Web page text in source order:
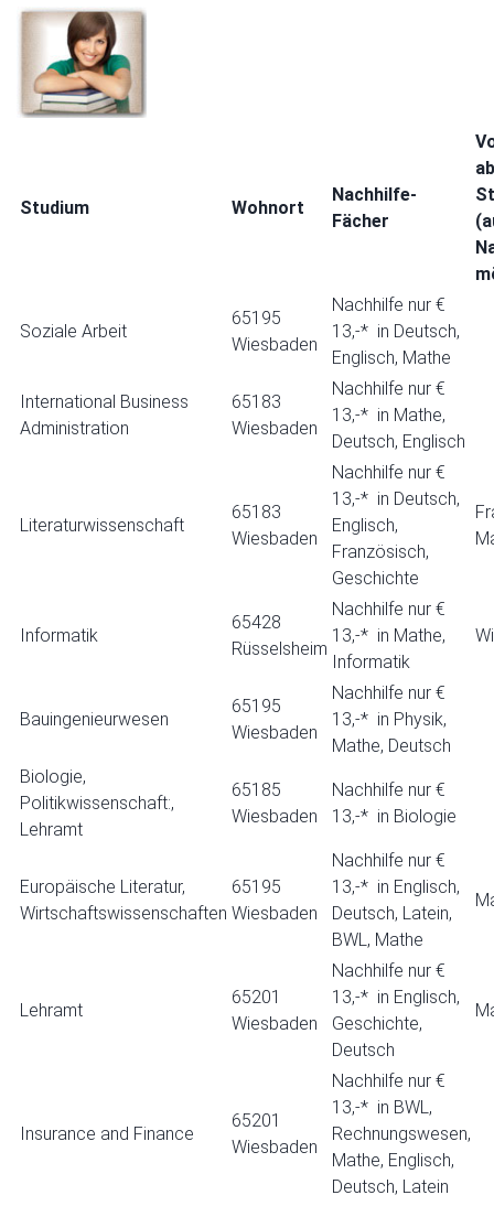
Studium Wohnort
Nachhilfe-
Fächer
Soziale Arbeit
65195
Wiesbaden
Nachhilfe nur €
13,-* in Deutsch,
Englisch, Mathe
International Business
Administration
65183
Wiesbaden
Nachhilfe nur €
13,-* in Mathe,
Deutsch, Englisch
Literaturwissenschaft
65183
Wiesbaden
Nachhilfe nur €
13,-* in Deutsch,
Englisch,
Französisch,
Geschichte
Informatik
65428
Rüsselsheim
Nachhilfe nur €
13,-* in Mathe,
Informatik
Bauingenieurwesen
65195
Wiesbaden
Nachhilfe nur €
13,-* in Physik,
Mathe, Deutsch
Biologie,
Politikwissenschaft:,
Lehramt
65185
Wiesbaden
Nachhilfe nur €
13,-* in Biologie
Europäische Literatur,
Wirtschaftswissenschaften
65195
Wiesbaden
Nachhilfe nur €
13,-* in Englisch,
Deutsch, Latein,
BWL, Mathe
Lehramt
65201
Wiesbaden
Nachhilfe nur €
13,-* in Englisch,
Geschichte,
Deutsch
Insurance and Finance
65201
Wiesbaden
Nachhilfe nur €
13,-* in BWL,
Rechnungswesen,
Mathe, Englisch,
Deutsch, Latein